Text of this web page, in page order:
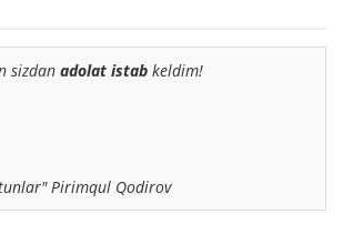
sizdan adolat istab keldim!
Pirimqul Qodirov